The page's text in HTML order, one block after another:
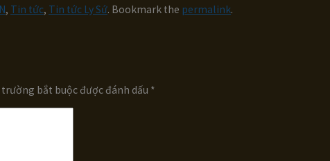
, Tin tức, Tin tức Ly Sứ. Bookmark the permalink.
trường bắt buộc được đánh dấu *